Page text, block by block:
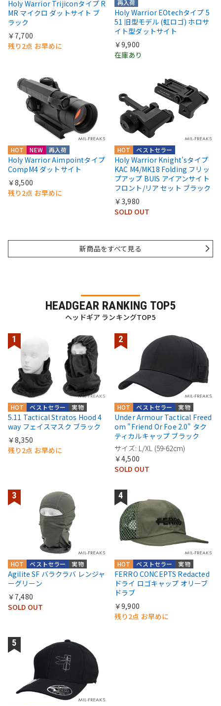
Holy Warrior Trijiconタイプ R
MR マイクロ ダットサイト ブ
ラック
￥7,700
残り2点 お早めに
再入荷
Holy Warrior EOtechタイプ 5
51 旧型モデル (虹ロゴ) ホロサ
イト型ダットサイト
￥9,900
在庫あり
HOT NEW 再入荷
Holy Warrior Aimpointタイプ
CompM4 ダットサイト
￥8,500
残り2点 お早めに
HOT ベストセラー
Holy Warrior Knight'sタイプ
KAC M4/MK18 Folding フリッ
プアップ BUIS アイアンサイト
フロント/リア セット ブラック
￥3,980
SOLD OUT
新商品をすべて見る
HEADGEAR RANKING TOP5
ヘッドギア ランキングTOP5
実物
ベストセラー
HOT
5.11 Tactical Stratos Hood 4
way フェイスマスク ブラック
￥8,350
残り2点 お早めに
実物
ベストセラー
HOT
Under Armour Tactical Freed
om "Friend Or Foe 2.0" タク
ティカルキャップ ブラック
サイズ: L/XL (59-62cm)
￥4,500
SOLD OUT
実物
ベストセラー
HOT
Agilite SF バラクラバ レンジャ
ーグリーン
￥7,480
SOLD OUT
実物
ベストセラー
HOT
FERRO CONCEPTS Redacted
ドライ ロゴキャップ オリーブ
ドラブ
￥9,900
残り2点 お早めに